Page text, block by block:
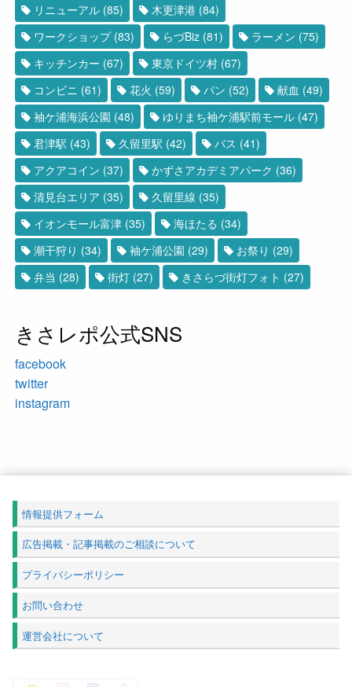
リニューアル (85) 木更津港 (84)
ワークショップ(83) らづBiz (81) ラーメン (75)
キッチンカー (67) 東京ドイツ村 (67)
コンビニ (61) 花火 (59) パン (52) 献血 (49)
袖ケ浦海浜公園 (48) ゆりまち袖ケ浦駅前モール (47)
君津駅 (43) 久留里駅 (42) バス (41)
アクアコイン (37) かずさアカデミアパーク (36)
清見台エリア (35) 久留里線 (35)
イオンモール富津 (35) 海ほたる (34)
潮干狩り (34) 袖ケ浦公園 (29) お祭り (29)
弁当 (28) 街灯 (27) きさらづ街灯フォト (27)
きさレポ公式SNS
facebook
twitter
instagram
情報提供フォーム
広告掲載・記事掲載のご相談について
プライバシーポリシー
お問い合わせ
運営会社について